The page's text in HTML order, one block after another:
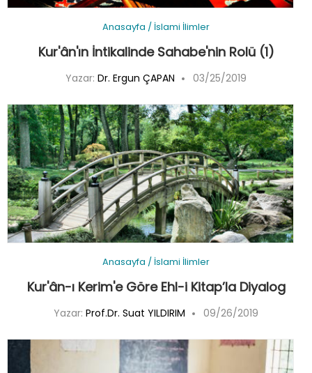
Anasayfa / İslami İlimler
Kur'ân'ın İntikalinde Sahabe'nin Rolü (1)
Yazar: Dr. Ergun ÇAPAN 03/25/2019
Anasayfa / İslami İlimler
Kur'ân-ı Kerim'e Göre Ehl-i Kitap’la Diyalog
Yazar: Prof.Dr. Suat YILDIRIM 09/26/2019